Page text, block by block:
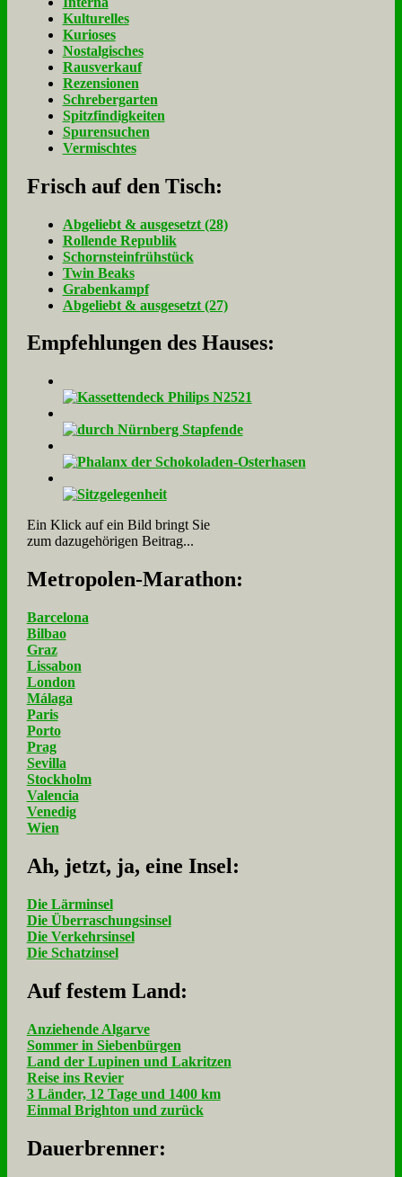
Kulturelles
Kurioses
Nostalgisches
Rausverkauf
Rezensionen
Schrebergarten
Spitzfindigkeiten
Spurensuchen
Vermischtes
Frisch auf den Tisch:
Ab­ge­liebt & aus­ge­setzt (28)
Rol­len­de Re­pu­blik
Schorn­stein­früh­stück
Twin Beaks
Gra­ben­kampf
Ab­ge­liebt & aus­ge­setzt (27)
Empfehlungen des Hauses:
Ein Klick auf ein Bild bringt Sie
zum dazugehörigen Beitrag...
Me­tro­po­len-Ma­ra­thon:
Barcelona
Bilbao
Graz
Lissabon
London
Málaga
Paris
Porto
Prag
Sevilla
Stockholm
Valencia
Venedig
Wien
Ah, jetzt, ja, ei­ne In­sel:
Die Lärminsel
Die Überraschungsinsel
Die Verkehrsinsel
Die Schatzinsel
Auf fe­stem Land:
Anziehende Algarve
Sommer in Siebenbürgen
Land der Lupinen und Lakritzen
Reise ins Revier
3 Länder, 12 Tage und 1400 km
Einmal Brighton und zurück
Dau­er­bren­ner: